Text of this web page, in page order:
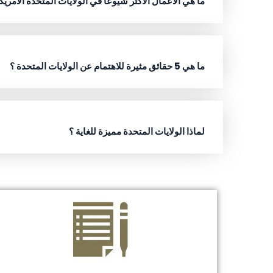
ما هي 5 حقائق مثيرة للاهتمام عن الولايات المتحدة ؟
لماذا الولايات المتحدة مميزة للغاية ؟